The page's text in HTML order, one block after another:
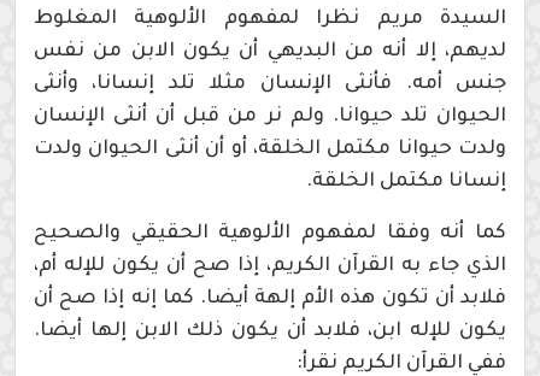
السيدة مريم نظرا لمفهوم الألوهية المغلوط
لديهم، إلا أنه من البديهي أن يكون الابن من نفس
جنس أمه. فأنثى الإنسان مثلا تلد إنسانا، وأنثى
الحيوان تلد حيوانا. ولم نر من قبل أن أنثى الإنسان
ولدت حيوانا مكتمل الخلقة، أو أن أنثى الحيوان ولدت
إنسانا مكتمل الخلقة.
كما أنه وفقا لمفهوم الألوهية الحقيقي والصحيح
الذي جاء به القرآن الكريم، إذا صح أن يكون للإله أم،
فلابد أن تكون هذه الأم إلهة أيضا. كما إنه إذا صح أن
يكون للإله ابن، فلابد أن يكون ذلك الابن إلها أيضا.
ففي القرآن الكريم نقرأ: